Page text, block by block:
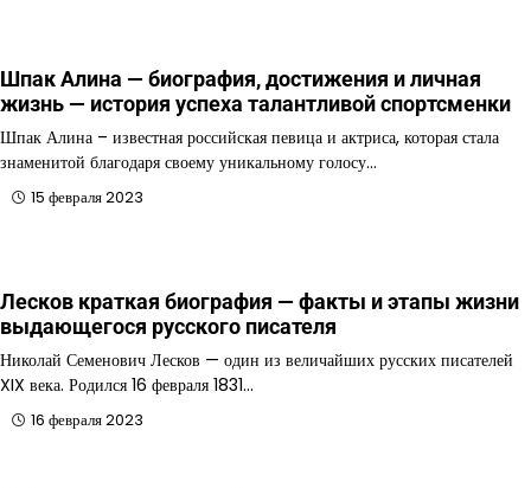
Шпак Алина — биография, достижения и личная
жизнь — история успеха талантливой спортсменки
Шпак Алина – известная российская певица и актриса, которая стала
знаменитой благодаря своему уникальному голосу…
15 февраля 2023
Лесков краткая биография — факты и этапы жизни
выдающегося русского писателя
Николай Семенович Лесков — один из величайших русских писателей
XIX века. Родился 16 февраля 1831…
16 февраля 2023